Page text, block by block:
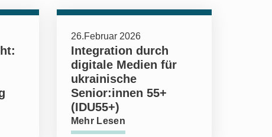
26.Februar 2026
Integration durch
digitale Medien für
ukrainische
Senior:innen 55+
(IDU55+)
Mehr Lesen